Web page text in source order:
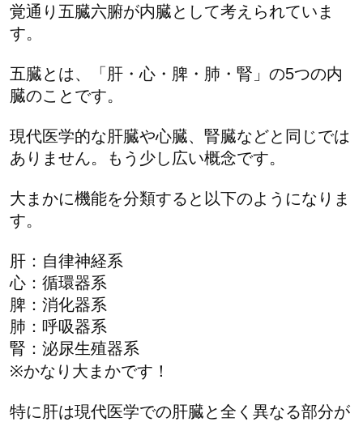
覚通り五臓六腑が内臓として考えられていま
す。
五臓とは、「肝・心・脾・肺・腎」の5つの内
臓のことです。
現代医学的な肝臓や心臓、腎臓などと同じでは
ありません。もう少し広い概念です。
大まかに機能を分類すると以下のようになりま
す。
肝：自律神経系
心：循環器系
脾：消化器系
肺：呼吸器系
腎：泌尿生殖器系
※かなり大まかです！
特に肝は現代医学での肝臓と全く異なる部分が